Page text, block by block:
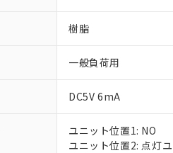
樹脂
一般負荷用
DC5V 6mA
ユニット位置1: NO
ユニット位置2: 点灯